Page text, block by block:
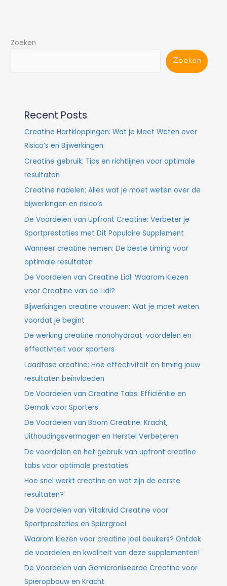
Zoeken
Zoeken
Recent Posts
Creatine Hartkloppingen: Wat je Moet Weten over
Risico’s en Bijwerkingen
Creatine gebruik: Tips en richtlijnen voor optimale
resultaten
Creatine nadelen: Alles wat je moet weten over de
bijwerkingen en risico’s
De Voordelen van Upfront Creatine: Verbeter je
Sportprestaties met Dit Populaire Supplement
Wanneer creatine nemen: De beste timing voor
optimale resultaten
De Voordelen van Creatine Lidl: Waarom Kiezen
voor Creatine van de Lidl?
Bijwerkingen creatine vrouwen: Wat je moet weten
voordat je begint
De werking creatine monohydraat: voordelen en
effectiviteit voor sporters
Laadfase creatine: Hoe effectiviteit en timing jouw
resultaten beïnvloeden
De Voordelen van Creatine Tabs: Efficiëntie en
Gemak voor Sporters
De Voordelen van Boom Creatine: Kracht,
Uithoudingsvermogen en Herstel Verbeteren
De voordelen en het gebruik van upfront creatine
tabs voor optimale prestaties
Hoe snel werkt creatine en wat zijn de eerste
resultaten?
De Voordelen van Vitakruid Creatine voor
Sportprestaties en Spiergroei
Waarom kiezen voor creatine joel beukers? Ontdek
de voordelen en kwaliteit van deze supplementen!
De Voordelen van Gemicroniseerde Creatine voor
Spieropbouw en Kracht